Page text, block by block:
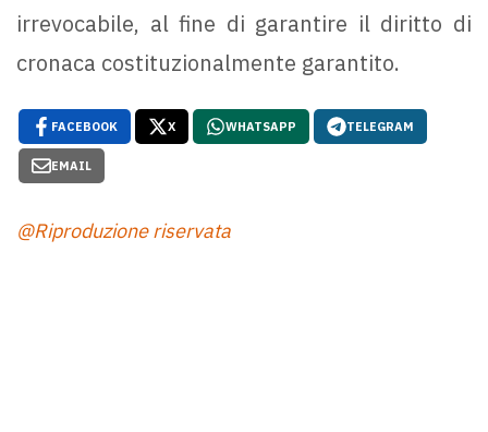
irrevocabile, al fine di garantire il diritto di
cronaca costituzionalmente garantito.
FACEBOOK X WHATSAPP TELEGRAM
EMAIL
@Riproduzione riservata